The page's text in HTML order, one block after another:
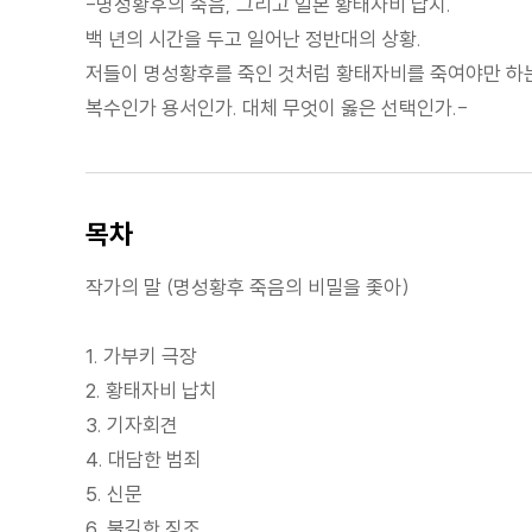
백 년의 시간을 두고 일어난 정반대의 상황.
저들이 명성황후를 죽인 것처럼 황태자비를 죽여야만 하
복수인가 용서인가. 대체 무엇이 옳은 선택인가.-
목차
작가의 말 (명성황후 죽음의 비밀을 좇아)
1. 가부키 극장
2. 황태자비 납치
3. 기자회견
4. 대담한 범죄
5. 신문